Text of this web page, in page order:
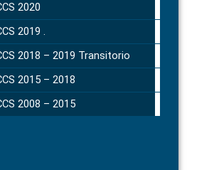
2020
2019 .
2018 – 2019 Transitorio
2015 – 2018
2008 – 2015